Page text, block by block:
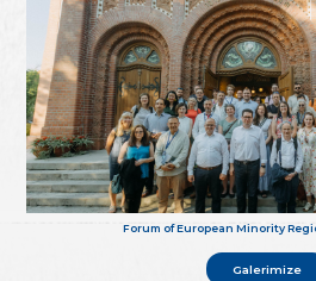
Forum of European Minority
Galerimize